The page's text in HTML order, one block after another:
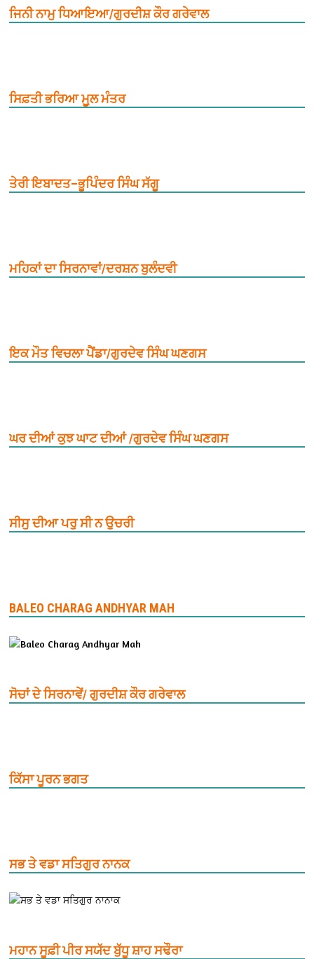
ਜਿਨੀ ਨਾਮੁ ਧਿਆਇਆ/ਗੁਰਦੀਸ਼ ਕੌਰ ਗਰੇਵਾਲ
ਸਿਫ਼ਤੀ ਭਰਿਆ ਮੂ਼ਲ ਮੰਤਰ
ਤੇਰੀ ਇਬਾਦਤ–ਭੂਪਿੰਦਰ ਸਿੰਘ ਸੱਗੂ
ਮਹਿਕਾਂ ਦਾ ਸਿਰਨਾਵਾਂ/ਦਰਸ਼ਨ ਬੁਲੰਦਵੀ
ਇਕ ਮੌਤ ਵਿਚਲਾ ਪੈਂਡਾ/ਗੁਰਦੇਵ ਸਿੰਘ ਘਣਗਸ
ਘਰ ਦੀਆਂ ਕੁਝ ਘਾਟ ਦੀਆਂ /ਗੁਰਦੇਵ ਸਿੰਘ ਘਣਗਸ
ਸੀਸੁ ਦੀਆ ਪਰੁ ਸੀ ਨ ਉਚਰੀ
BALEO CHARAG ANDHYAR MAH
ਸੋਚਾਂ ਦੇ ਸਿਰਨਾਵੇਂ/ ਗੁਰਦੀਸ਼ ਕੌਰ ਗਰੇਵਾਲ
ਕਿੱਸਾ ਪੂਰਨ ਭਗਤ
ਸਭ ਤੇ ਵਡਾ ਸਤਿਗੁਰ ਨਾਨਕ
ਮਹਾਨ ਸੂਫ਼ੀ ਪੀਰ ਸਯੱਦ ਬੁੱਧੂ ਸ਼ਾਹ ਸਢੌਰਾ